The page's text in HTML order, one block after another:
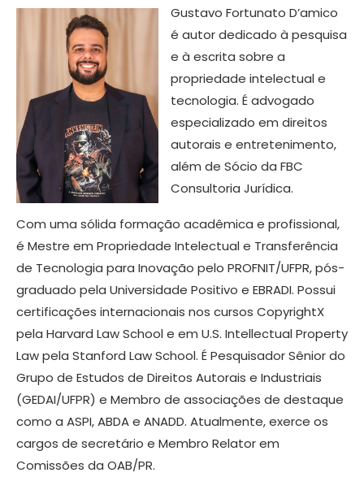
Gustavo Fortunato D’amico
é autor dedicado à pesquisa
e à escrita sobre a
propriedade intelectual e
tecnologia. É advogado
especializado em direitos
autorais e entretenimento,
além de Sócio da FBC
Consultoria Jurídica.
Com uma sólida formação acadêmica e profissional,
é Mestre em Propriedade Intelectual e Transferência
de Tecnologia para Inovação pelo PROFNIT/UFPR, pós-
graduado pela Universidade Positivo e EBRADI. Possui
certificações internacionais nos cursos CopyrightX
pela Harvard Law School e em U.S. Intellectual Property
Law pela Stanford Law School. É Pesquisador Sênior do
Grupo de Estudos de Direitos Autorais e Industriais
(GEDAI/UFPR) e Membro de associações de destaque
como a ASPI, ABDA e ANADD. Atualmente, exerce os
cargos de secretário e Membro Relator em
Comissões da OAB/PR.